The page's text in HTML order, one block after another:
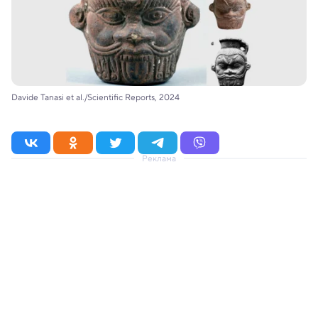
Davide Tanasi et al./Scientific Reports, 2024
Реклама